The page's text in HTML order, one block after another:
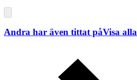
Andra har även tittat påVisa alla